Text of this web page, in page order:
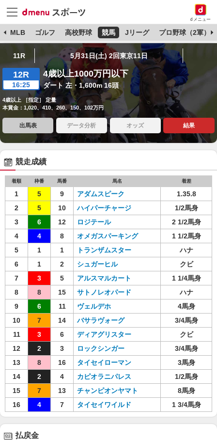
dメニュー
MLB ゴルフ 高校野球 競馬 Jリーグ プロ野球（2軍）
11R 5月31日(土) 2回東京11日
12R
16:25
4歳以上1000万円以下
ダート 左・1,600m 16頭
4歳以上 ［指定］ 定量
本賞金：1,020、410、260、150、102万円
出馬表 データ分析 オッズ 結果
競走成績
着順 枠番 馬番 馬名 着差
1 5 9 アダムスピーク
1.35.8
2
5 10 ハイパーチャージ
1/2馬身
3
6 12 ロジテール
2 1/2馬身
4
4 8 オメガスパーキング
1 1/2馬身
5
1 1 トランザムスター
ハナ
6
1 2 シュガーヒル
クビ
7
3 5 アルスマルカート
1 1/4馬身
8
8 15 サトノレオパード
ハナ
9
6 11 ヴェルデホ
4馬身
10
7 14 バサラヴォーグ
3/4馬身
11
3 6 ディアグリスター
クビ
12
2 3 ロックシンガー
3/4馬身
13
8 16 タイセイローマン
3馬身
14
2 4 カピオラニパレス
1/2馬身
15
7 13 チャンピオンヤマト
8馬身
16
4 7 タイセイワイルド 1 3/4馬身
払戻金